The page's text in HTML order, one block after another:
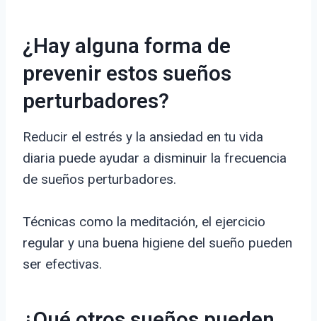
¿Hay alguna forma de
prevenir estos sueños
perturbadores?
Reducir el estrés y la ansiedad en tu vida
diaria puede ayudar a disminuir la frecuencia
de sueños perturbadores.
Técnicas como la meditación, el ejercicio
regular y una buena higiene del sueño pueden
ser efectivas.